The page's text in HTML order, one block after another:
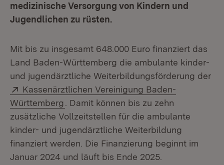
medizinische Versorgung von Kindern und
Jugendlichen zu rüsten.
Mit bis zu insgesamt 648.000 Euro finanziert das
Land Baden-Württemberg die ambulante kinder-
und jugendärztliche Weiterbildungsförderung der
Extern:
Kassenärztlichen Vereinigung Baden-
Württemberg (Öffnet in neuem Fenster)
. Damit können bis zu zehn
zusätzliche Vollzeitstellen für die ambulante
kinder- und jugendärztliche Weiterbildung
finanziert werden. Die Finanzierung beginnt im
Januar 2024 und läuft bis Ende 2025.